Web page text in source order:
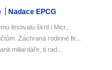
Nadace EPCG
festivalu škrtl i Micr...
Záchrana rodinné fir...
miliardáře, ti rad...